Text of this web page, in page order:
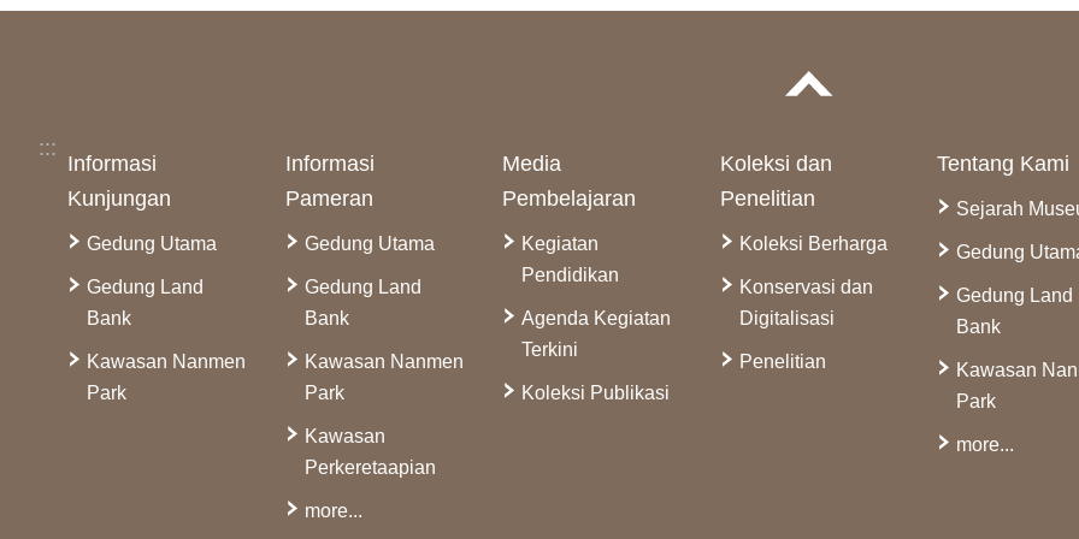
:::
Informasi
Kunjungan
Gedung Utama
Gedung Land
Bank
Kawasan Nanmen
Park
Informasi
Pameran
Gedung Utama
Gedung Land
Bank
Kawasan Nanmen
Park
Kawasan
Perkeretaapian
more...
Media
Pembelajaran
Kegiatan
Pendidikan
Agenda Kegiatan
Terkini
Koleksi Publikasi
Koleksi dan
Penelitian
Koleksi Berharga
Konservasi dan
Digitalisasi
Penelitian
Tentang Kami
Sejarah
Gedung
Gedung Land
Bank
Kawasan
Park
more...